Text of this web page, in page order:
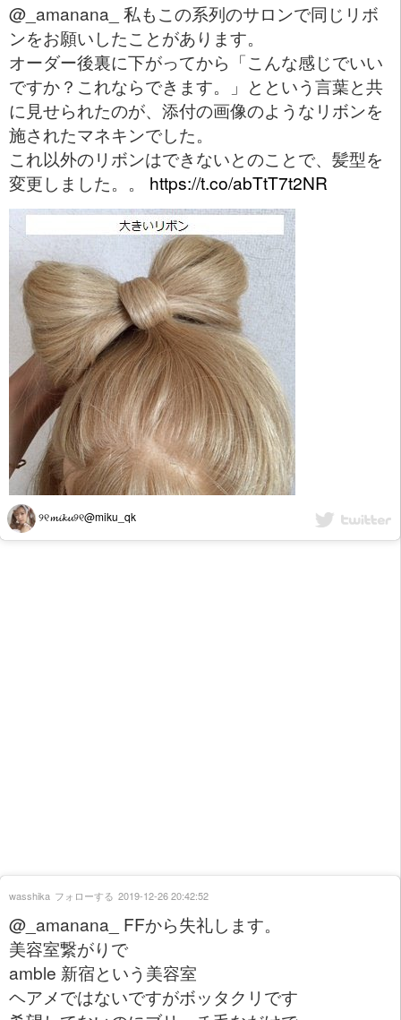
@_amanana_ 私もこの系列のサロンで同じリボ
ンをお願いしたことがあります。
オーダー後裏に下がってから「こんな感じでいい
ですか？これならできます。」とという言葉と共
に見せられたのが、添付の画像のようなリボンを
施されたマネキンでした。
これ以外のリボンはできないとのことで、髪型を
変更しました。。 https://t.co/abTtT7t2NR
୨୧𝓶𝓲𝓴𝓾୨୧@miku_qk
@_amanana_ FFから失礼します。
美容室繋がりで
amble 新宿という美容室
ヘアメではないですがボッタクリです
wasshika フォローする 2019-12-26 20:42:52